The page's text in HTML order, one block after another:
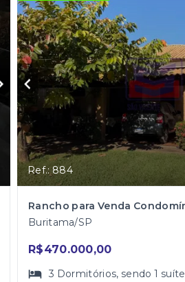
Ref.: 884
Buritama/SP
R$470.000,00
3 Dormitórios, sendo1 suíte